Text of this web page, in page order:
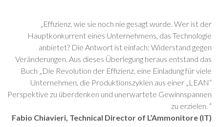
„Effizienz, wie sie noch nie gesagt wurde. Wer ist der
Hauptkonkurrent eines Unternehmens, das Technologie
anbietet? Die Antwort ist einfach: Widerstand gegen
Veränderungen. Aus dieses Überlegung heraus entstand das
Buch „Die Revolution der Effizienz, eine Einladung für viele
Unternehmen, die Produktionszyklen aus einer „LEAN“
Perspektive zu überdenken und unerwartete Gewinnspannen
zu erzielen. “
Fabio Chiavieri, Technical Director of L’Ammonitore (IT)